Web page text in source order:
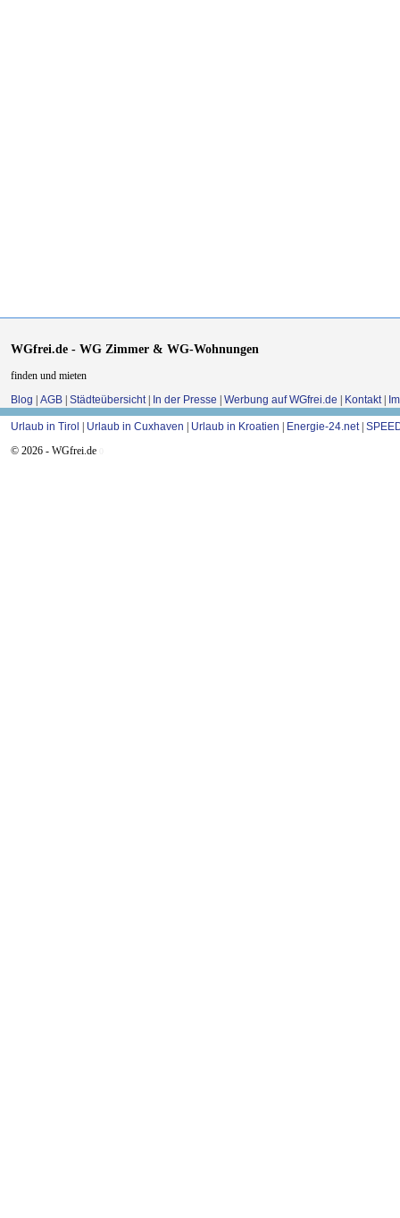
WGfrei.de - WG Zimmer & WG-Wohnungen
finden und mieten
Blog | AGB | Städteübersicht | In der Presse | Werbung auf WGfrei.de | Kontakt |
Urlaub in Tirol | Urlaub in Cuxhaven | Urlaub in Kroatien | Energie-24.net|
© 2026 - WGfrei.de